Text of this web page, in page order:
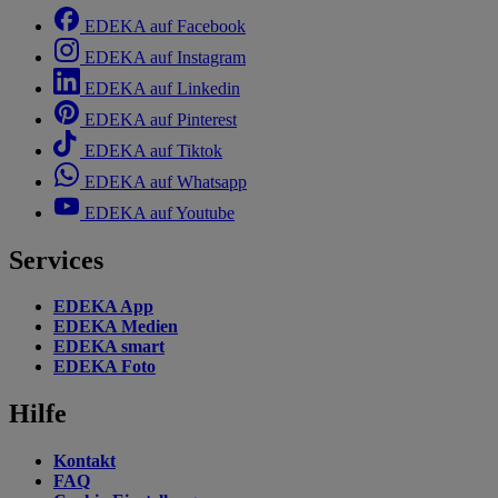
EDEKA auf Facebook
EDEKA auf Instagram
EDEKA auf Linkedin
EDEKA auf Pinterest
EDEKA auf Tiktok
EDEKA auf Whatsapp
EDEKA auf Youtube
Services
EDEKA App
EDEKA Medien
EDEKA smart
EDEKA Foto
Hilfe
Kontakt
FAQ